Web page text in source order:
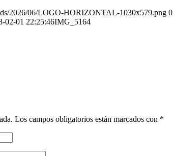
2026/06/LOGO-HORIZONTAL-1030x579.png 0
02-01 22:25:46IMG_5164
Los campos obligatorios están marcados con *